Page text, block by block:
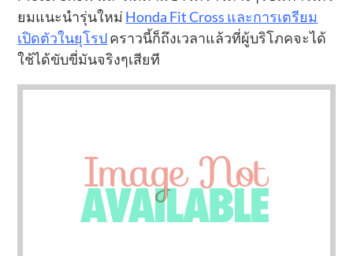
ยมแนะนำรุ่นใหม่ Honda Fit Cross และการเตรียม
เปิดตัวในยุโรปคราวนี้ก็ถึงเวลาแล้วที่ผู้บริโภคจะได้
ใช้ได้ขับขี่มันจริงๆเสียที